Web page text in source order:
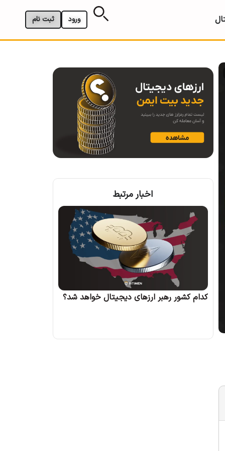
ثبت نام ورود
اخبار مرتبط
کدام کشور رهبر ارزهای دیجیتال خواهد شد؟